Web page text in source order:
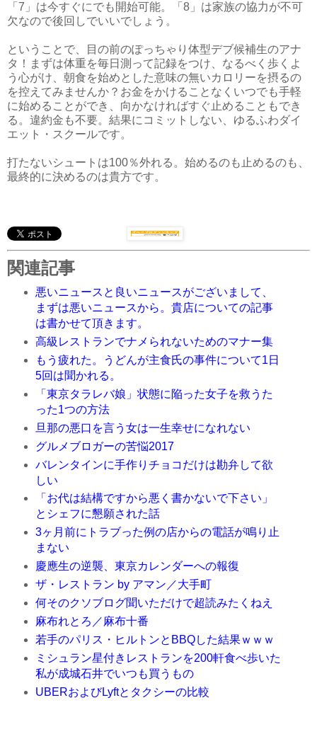
「7」は今すぐにでも開始可能。「8」は家族の協力が不可
欠なので後回しでいいでしょう。
ということで、目の前のぽっちゃり体型デブ候補生のアナ
タ！まずは体重を毎日測って記録をつけ、なるべく歩くよ
う心がけ、朝食を始めとした意味の無いカロリーを摂るの
を控えてみませんか？お金をかけることなくいつでも手軽
に始めることができ、向かなければすぐ止めることもでき
る。違約金も不要。結果にコミットしない、ゆるふわダイ
エット・スクールです。
打たないシュートは100％外れる。始めるのも止めるのも、
最終的に決めるのは貴方です。
関連記事
悪いニュースと良いニュースがございまして、
まずは悪いニュースから。貴店についての記事
は書かせて頂きます。
高級レストランでナメられないためのマナー集
もう疲れた。うどんが主食氏の事件について1日
5回は聞かれる。
「東京タラレバ娘」状態に陥った女子を救うた
った1つの方法
旦那の悪口を言う女は一生幸せになれない
グルメブロガーの苦悩2017
バレンタインに手作りチョコだけは勘弁して欲
しい
「お代は結構ですから悪く書かないで下さい」
とシェフに懇願された話
3ヶ月前にトラブった例の店からの電話が鳴り止
まない
慶應生の逆襲、東京カレンダーへの報復
ザ・レストラン by アマン／大手町
何そのクソブログ聞いただけで超読みたくねえ
麻布れとろ／麻布十番
若手のパリス・ヒルトンとBBQした結果ｗｗｗ
ミシュラン星付きレストランを200軒食べ歩いた
私が成城石井でいつも買うもの
UBERおよびLyftとタクシーの比較